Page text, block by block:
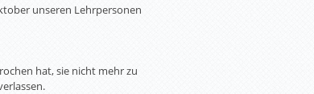
unseren Lehrpersonen
hat, sie nicht mehr zu